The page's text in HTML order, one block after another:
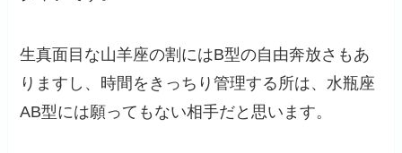
生真面目な山羊座の割にはB型の自由奔放さもあ
りますし、時間をきっちり管理する所は、水瓶座
AB型には願ってもない相手だと思います。